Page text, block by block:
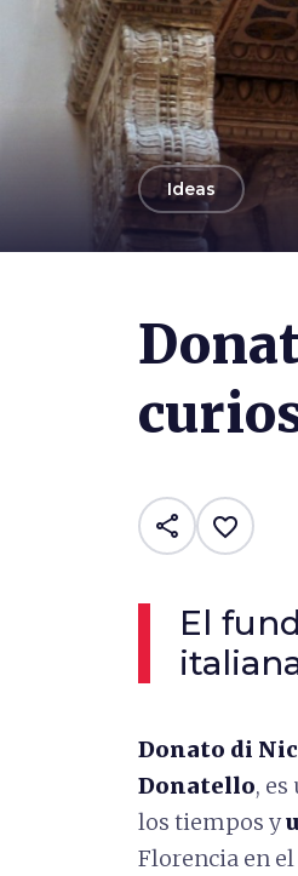
arrow_backIdeas
share favorite_border
El
Donato di
Donatello,
los tiempos y
Florencia en